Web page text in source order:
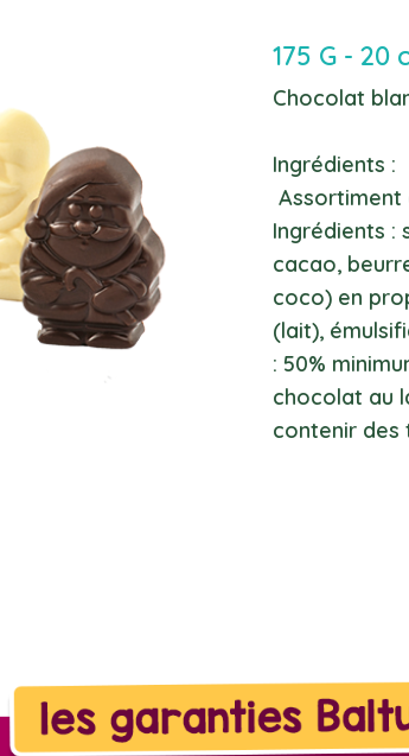
175 G - 20
Chocolat
Ingrédients :
Assortiment
Ingrédients :
cacao,
coco) en
(lait),
: 50%
chocolat au
contenir des